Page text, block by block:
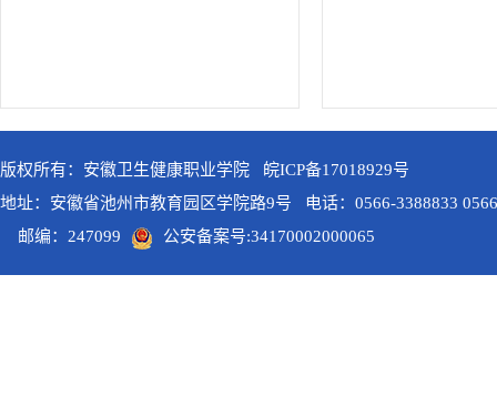
版权所有：安徽卫生健康职业学院 皖ICP备17018929号
地址：安徽省池州市教育园区学院路9号 电话：0566-3388833
邮编：247099
公安备案号:34170002000065